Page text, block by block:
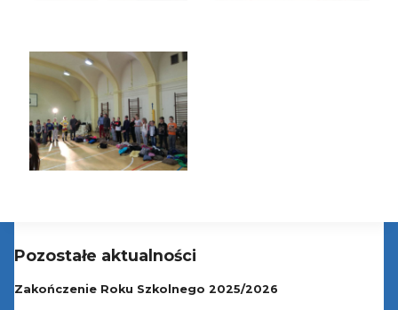
Pozostałe aktualności
Zakończenie Roku Szkolnego 2025/2026